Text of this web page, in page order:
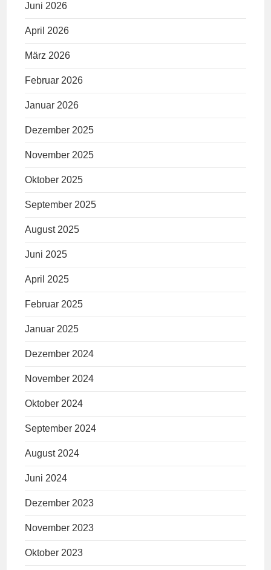
Juni 2026
April 2026
März 2026
Februar 2026
Januar 2026
Dezember 2025
November 2025
Oktober 2025
September 2025
August 2025
Juni 2025
April 2025
Februar 2025
Januar 2025
Dezember 2024
November 2024
Oktober 2024
September 2024
August 2024
Juni 2024
Dezember 2023
November 2023
Oktober 2023